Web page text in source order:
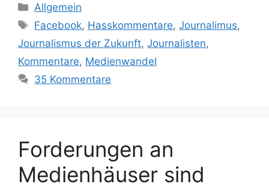
Kategorien
Allgemein
Schlagwörter
Facebook, Hasskommentare,Journalimus,
Journalismus der Zukunft, Journalisten,
Kommentare, Medienwandel
35 Kommentare
Forderungen an
Medienhäuser sind